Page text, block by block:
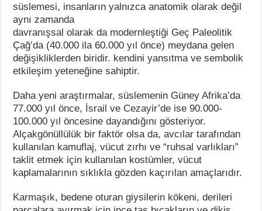
süslemesi, insanların yalnızca anatomik olarak değil
aynı zamanda
davranışsal olarak da modernleştiği Geç Paleolitik
Çağ’da (40.000 ila 60.000 yıl önce) meydana gelen
değişikliklerden biridir. kendini yansıtma ve sembolik
etkileşim yeteneğine sahiptir.
Daha yeni araştırmalar, süslemenin Güney Afrika’da
77.000 yıl önce, İsrail ve Cezayir’de ise 90.000-
100.000 yıl öncesine dayandığını gösteriyor.
Alçakgönüllülük bir faktör olsa da, avcılar tarafından
kullanılan kamuflaj, vücut zırhı ve “ruhsal varlıkları”
taklit etmek için kullanılan kostümler, vücut
kaplamalarının sıklıkla gözden kaçırılan amaçlarıdır.
Karmaşık, bedene oturan giysilerin kökeni, derileri